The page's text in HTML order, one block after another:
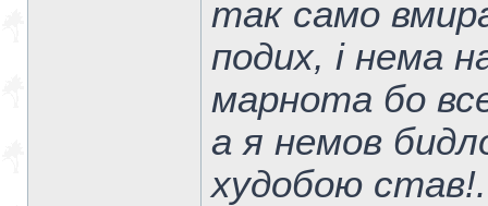
так само
подих, і нема
марнота бо
а я немов
худобою